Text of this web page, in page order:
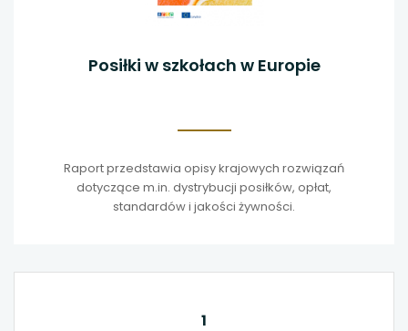
Posiłki w szkołach w Europie
Raport przedstawia opisy krajowych rozwiązań
dotyczące m.in. dystrybucji posiłków, opłat,
standardów i jakości żywności.
1